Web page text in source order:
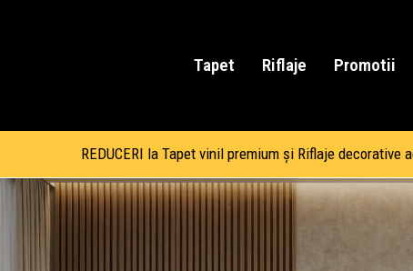
Tapet Riflaje Promotii
REDUCERI la Tapet vinil premium și Riflaje